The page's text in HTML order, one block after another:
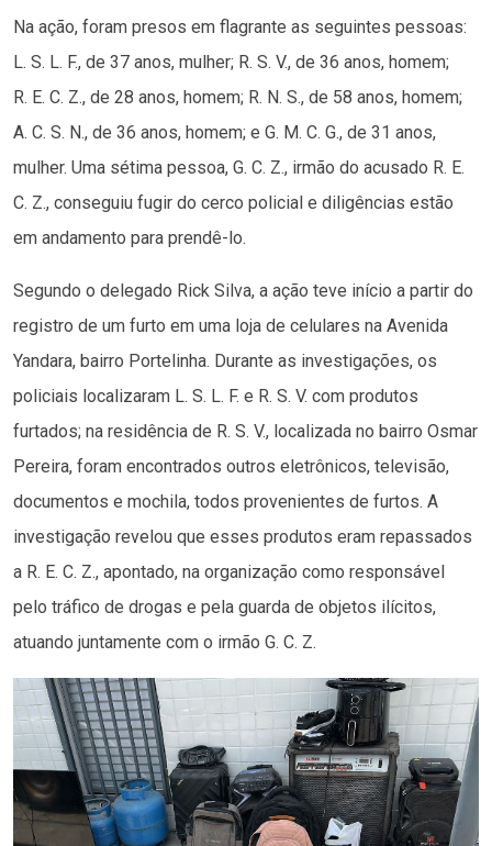
Na ação, foram presos em flagrante as seguintes pessoas:
L. S. L. F., de 37 anos, mulher; R. S. V., de 36 anos, homem;
R. E. C. Z., de 28 anos, homem; R. N. S., de 58 anos, homem;
A. C. S. N., de 36 anos, homem; e G. M. C. G., de 31 anos,
mulher. Uma sétima pessoa, G. C. Z., irmão do acusado R. E.
C. Z., conseguiu fugir do cerco policial e diligências estão
em andamento para prendê-lo.
Segundo o delegado Rick Silva, a ação teve início a partir do
registro de um furto em uma loja de celulares na Avenida
Yandara, bairro Portelinha. Durante as investigações, os
policiais localizaram L. S. L. F. e R. S. V. com produtos
furtados; na residência de R. S. V., localizada no bairro Osmar
Pereira, foram encontrados outros eletrônicos, televisão,
documentos e mochila, todos provenientes de furtos. A
investigação revelou que esses produtos eram repassados
a R. E. C. Z., apontado, na organização como responsável
pelo tráfico de drogas e pela guarda de objetos ilícitos,
atuando juntamente com o irmão G. C. Z.